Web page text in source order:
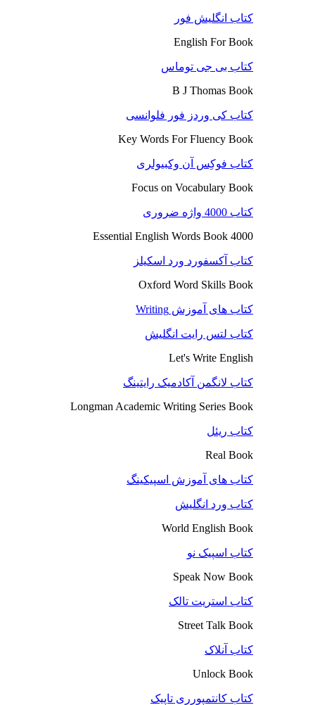
کتاب انگلیش فور
English For Book
کتاب بی جی توماس
B J Thomas Book
کتاب کی وردز فور فلوانسی
Key Words For Fluency Book
کتاب فوکِس آن وکبیولری
Focus on Vocabulary Book
کتاب 4000 واژه ضروری
4000 Essential English Words Book
کتاب آکسفورد ورد اسکیلز
Oxford Word Skills Book
کتاب های آموزش Writing
کتاب لتس رایت انگلیش
Let's Write English
کتاب لانگمن آکادمیک رایتینگ
Longman Academic Writing Series Book
کتاب ریئل
Real Book
کتاب های آموزش اسپیکینگ
کتاب ورد انگلیش
World English Book
کتاب اسپیک نو
Speak Now Book
کتاب استریت تالک
Street Talk Book
کتاب آنلاک
Unlock Book
کتاب کانتمپورِری تاپیک